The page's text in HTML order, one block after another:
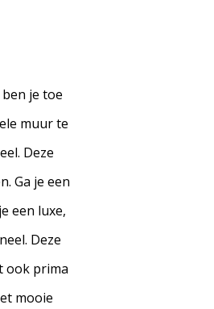
je toe
muur te
Deze
Ga je een
een luxe,
Deze
ook prima
mooie